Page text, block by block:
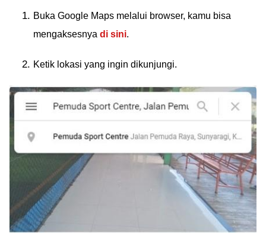
Buka Google Maps melalui browser, kamu bisa
mengaksesnya di sini.
Ketik lokasi yang ingin dikunjungi.